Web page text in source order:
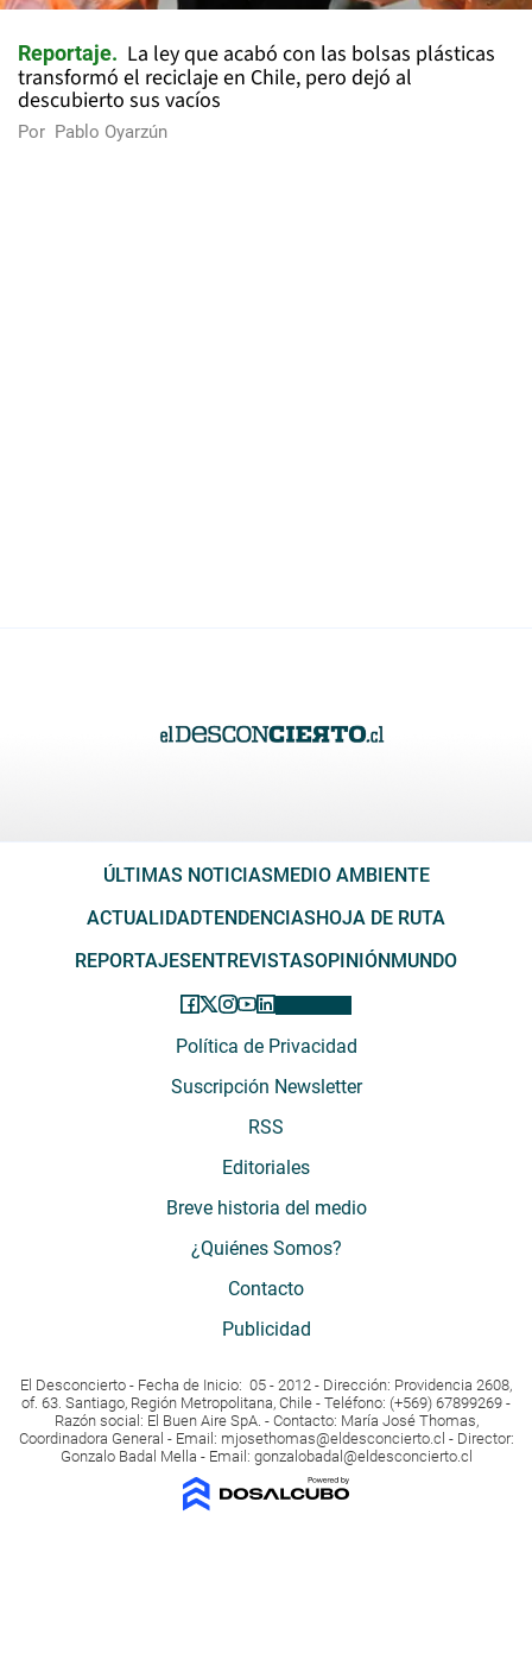
Reportaje
La ley que acabó con las bolsas plásticas
transformó el reciclaje en Chile, pero dejó al
descubierto sus vacíos
Por Pablo Oyarzún
ÚLTIMAS NOTICIASMEDIO AMBIENTE
ACTUALIDADTENDENCIASHOJA DE RUTA
REPORTAJESENTREVISTASOPINIÓNMUNDO
Política de Privacidad
Suscripción Newsletter
RSS
Editoriales
Breve historia del medio
¿Quiénes Somos?
Contacto
Publicidad
El Desconcierto - Fecha de Inicio: 05 - 2012 - Dirección: Providencia 2608,
of. 63. Santiago, Región Metropolitana, Chile - Teléfono: (+569) 67899269 -
Razón social: El Buen Aire SpA. - Contacto: María José Thomas,
Coordinadora General - Email: mjosethomas@eldesconcierto.cl - Director:
Gonzalo Badal Mella - Email: gonzalobadal@eldesconcierto.cl